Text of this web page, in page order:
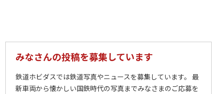
みなさんの投稿を募集しています
鉄道ホビダスでは鉄道写真やニュースを募集しています。 最
新車両から懐かしい国鉄時代の写真までみなさまのご応募を